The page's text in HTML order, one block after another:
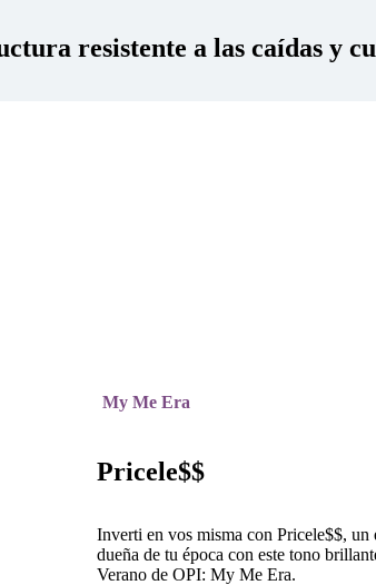
resistente a las caídas y
My Me Era
Pricele$$
Inverti en vos misma con Pricele$$, un
dueña de tu época con este tono
Verano de OPI: My Me Era.